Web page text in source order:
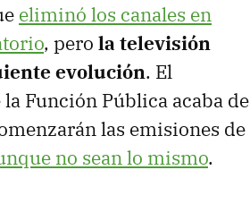
eliminó los canales en
, pero la televisión
evolución. El
Función Pública acaba de
las emisiones de
no sean lo mismo.